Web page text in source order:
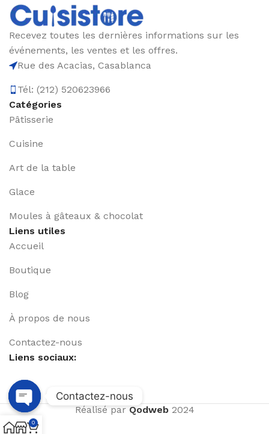
Recevez toutes les dernières informations sur les
événements, les ventes et les offres.
Rue des Acacias, Casablanca
Tél: (212) 520623966
Catégories
Pâtisserie
Cuisine
Art de la table
Glace
Moules à gâteaux & chocolat
Liens utiles
Accueil
Boutique
Blog
À propos de nous
Contactez-nous
Liens sociaux:
Réalisé par Qodweb2024
0
Contactez-nous
Open